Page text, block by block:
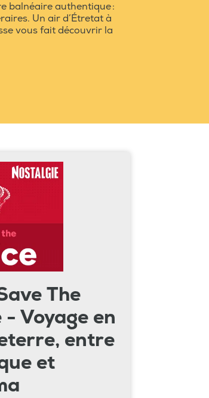
balnéaire authentique :
Un air d’Étretat à
vous fait découvrir la
The
- Voyage en
entre
et